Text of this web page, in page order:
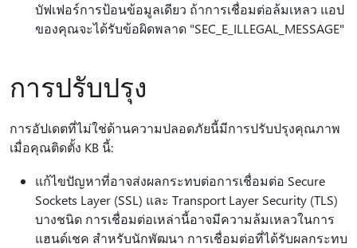
บัฟเฟอร์การป้อนข้อมูลเดียว ถ้าการเชื่อมต่อล้มเหลว แอป
ของคุณจะได้รับข้อผิดพลาด "SEC_E_ILLEGAL_MESSAGE"
การปรับปรุง
การอัปเดตที่ไม่ใช่ด้านความปลอดภัยนี้มีการปรับปรุงคุณภาพ
เมื่อคุณติดตั้ง KB นี้:
แก้ไขปัญหาที่อาจส่งผลกระทบต่อการเชื่อมต่อ Secure
Sockets Layer (SSL) และ Transport Layer Security (TLS)
บางชนิด การเชื่อมต่อเหล่านี้อาจมีความล้มเหลวในการ
แฮนด์เชค สําหรับนักพัฒนา การเชื่อมต่อที่ได้รับผลกระทบ